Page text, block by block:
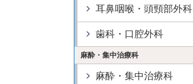
耳鼻咽喉・頭頸部外科
歯科・口腔外科
麻酔・集中治療科
麻酔・集中治療科